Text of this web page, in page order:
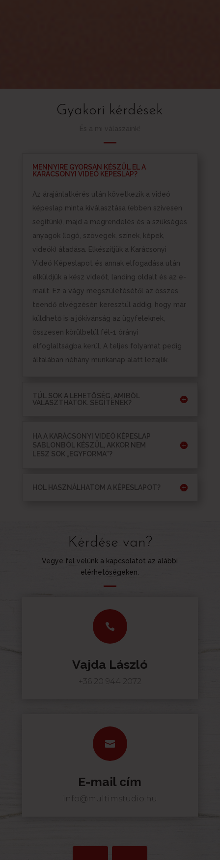
Gyakori kérdések
MENNYIRE GYORSAN KÉSZÜL EL A
KARÁCSONYI VIDEÓ KÉPESLAP?
Az árajánlatkérés után következik a videó
képeslap minta kiválasztása (ebben szívesen
segítünk), majd a megrendelés és a szükséges
anyagok (logó, szövegek, színek, képek,
videók) átadása. Elkészítjük a Karácsonyi
Videó Képeslapot és annak elfogadása után
elküldjük a kész videót, landing oldalt és az e-
mailt. Ez a vágy megszületésétől az összes
teendő elvégzésén keresztül addig, hogy már
küldhető is a jókívánság az ügyfeleknek,
összesen körülbelül fél-1 órányi
elfoglaltságba kerül. A teljes folyamat pedig
általában néhány munkanap alatt lezajlik.
TÚL SOK A LEHETŐSÉG, AMIBŐL
VÁLASZTHATOK. SEGÍTENEK?
HA A KARÁCSONYI VIDEÓ KÉPESLAP
SABLONBÓL KÉSZÜL, AKKOR NEM
LESZ SOK „EGYFORMA”?
HOL HASZNÁLHATOM A KÉPESLAPOT?
Kérdése van?
Vegye fel velünk a kapcsolatot az alábbi
elérhetőségeken.

Vajda László
+36 20 944 2072

E-mail cím
info@multimstudio.hu